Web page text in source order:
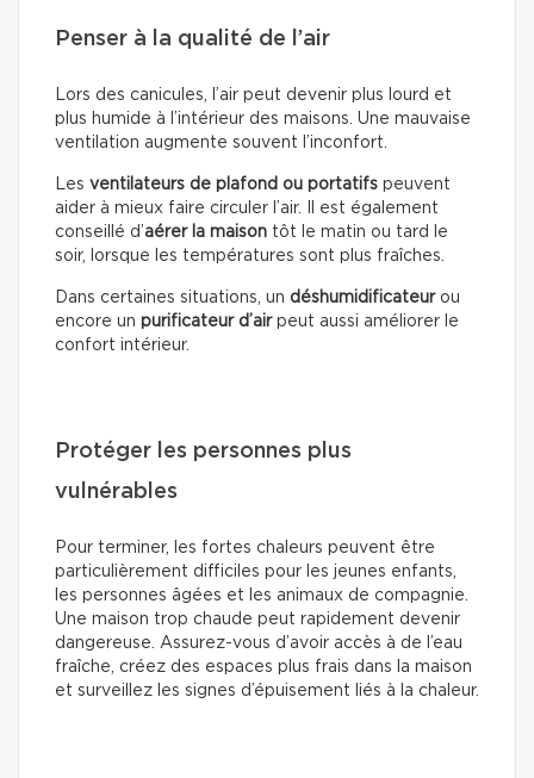
Penser à la qualité de l’air
Lors des canicules, l’air peut devenir plus lourd et
plus humide à l’intérieur des maisons. Une mauvaise
ventilation augmente souvent l’inconfort.
Les ventilateurs de plafond ou portatifs peuvent
aider à mieux faire circuler l’air. Il est également
conseillé d’aérer la maison tôt le matin ou tard le
soir, lorsque les températures sont plus fraîches.
Dans certaines situations, un déshumidificateurou
encore un purificateur d’airpeut aussi améliorer le
confort intérieur.
Protéger les personnes plus
vulnérables
Pour terminer, les fortes chaleurs peuvent être
particulièrement difficiles pour les jeunes enfants,
les personnes âgées et les animaux de compagnie.
Une maison trop chaude peut rapidement devenir
dangereuse. Assurez-vous d’avoir accès à de l’eau
fraîche, créez des espaces plus frais dans la maison
et surveillez les signes d’épuisement liés à la chaleur.